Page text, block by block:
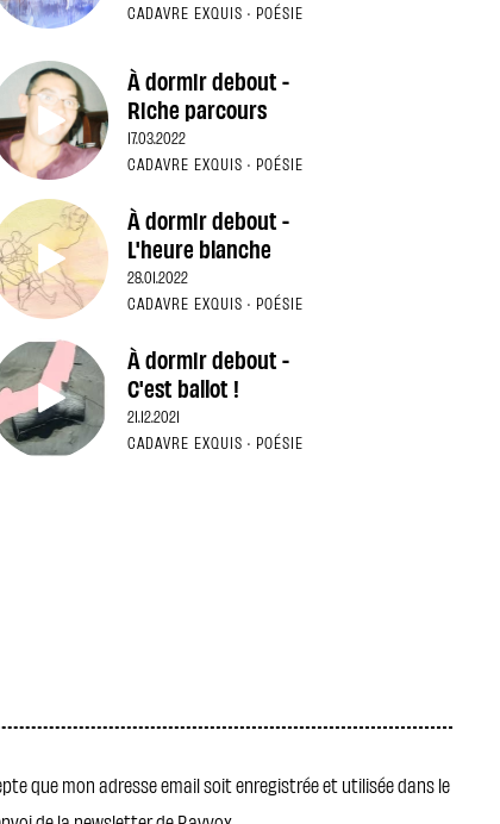
CADAVRE EXQUIS · POÉSIE
À dormir debout -
Riche parcours
17.03.2022
CADAVRE EXQUIS · POÉSIE
À dormir debout -
L'heure blanche
28.01.2022
CADAVRE EXQUIS · POÉSIE
À dormir debout -
C'est ballot !
21.12.2021
CADAVRE EXQUIS · POÉSIE
que mon adresse email soit enregistrée et utilisée dans le